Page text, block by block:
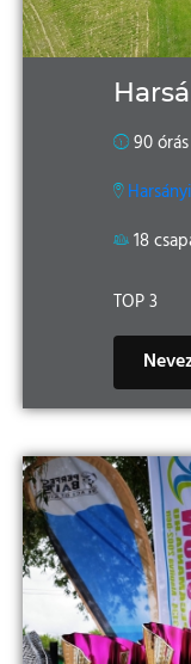
90 órás
18
TOP 3